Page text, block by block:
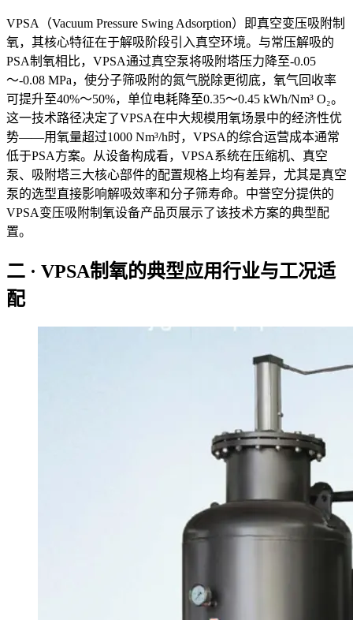
VPSA（Vacuum Pressure Swing Adsorption）即真空变压吸附制
氧，其核心特征在于解吸阶段引入真空环境。与常压解吸的
PSA制氧相比，VPSA通过真空泵将吸附塔压力降至-0.05
～-0.08 MPa，使分子筛吸附的氮气脱除更彻底，氧气回收率
可提升至40%～50%，单位电耗降至0.35～0.45 kWh/Nm³ O₂。
这一技术路径决定了VPSA在中大规模用氧场景中的经济性优
势——用氧量超过1000 Nm³/h时，VPSA的综合运营成本通常
低于PSA方案。从设备构成看，VPSA系统在压缩机、真空
泵、吸附塔三大核心部件的配置规格上均有差异，尤其是真空
泵的选型直接影响解吸效率和分子筛寿命。中誉空分提供的
VPSA变压吸附制氧设备产品页展示了该技术方案的典型配
置。
二 · VPSA制氧的典型应用行业与工况适
配